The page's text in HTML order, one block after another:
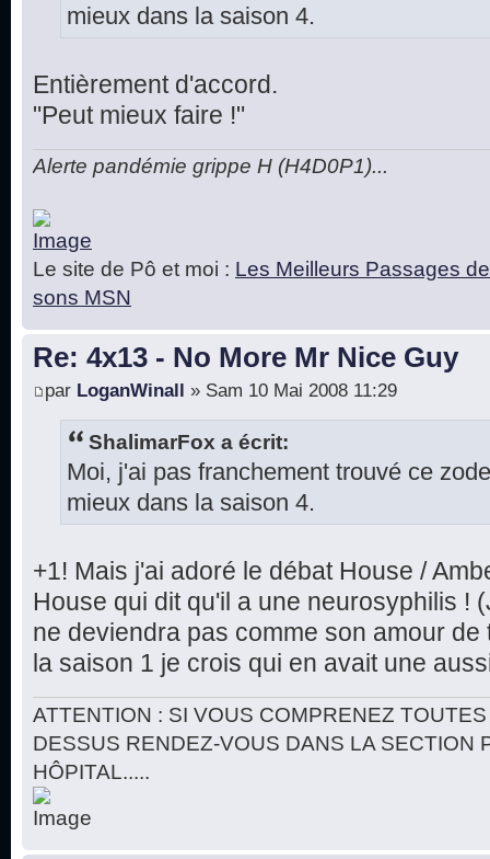
mieux dans la saison 4.
Entièrement d'accord.
"Peut mieux faire !"
Alerte pandémie grippe H (H4D0P1)...
Le site de Pô et moi : Les Meilleurs Passages
sons MSN
Re: 4x13 - No More Mr Nice Guy
par LoganWinall » Sam 10 Mai 2008 11:29
ShalimarFox a écrit:
Moi, j'ai pas franchement trouvé ce
mieux dans la saison 4.
+1! Mais j'ai adoré le débat House /
House qui dit qu'il a une neurosyphilis !
ne deviendra pas comme son amour
la saison 1 je crois qui en avait une
ATTENTION : SI VOUS COMPRENEZ
DESSUS RENDEZ-VOUS DANS LA SECTION
HÔPITAL.....